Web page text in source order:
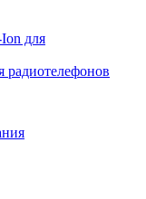
для
радиотелефонов